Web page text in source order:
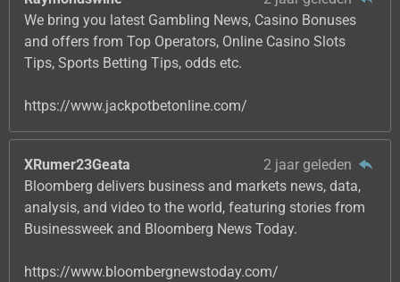
We bring you latest Gambling News, Casino Bonuses
and offers from Top Operators, Online Casino Slots
Tips, Sports Betting Tips, odds etc.
https://www.jackpotbetonline.com/
XRumer23Geata
2 jaar geleden
Bloomberg delivers business and markets news, data,
analysis, and video to the world, featuring stories from
Businessweek and Bloomberg News Today.
https://www.bloombergnewstoday.com/